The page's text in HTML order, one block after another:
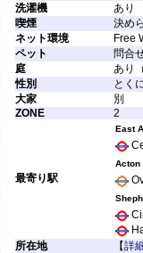
洗濯機
あり
喫煙
決め
ネット環境
Free
ペット
問合
庭
あり
性別
とく
大家
別
ZONE
2
最寄り駅
East
Acton
所在地
【詳